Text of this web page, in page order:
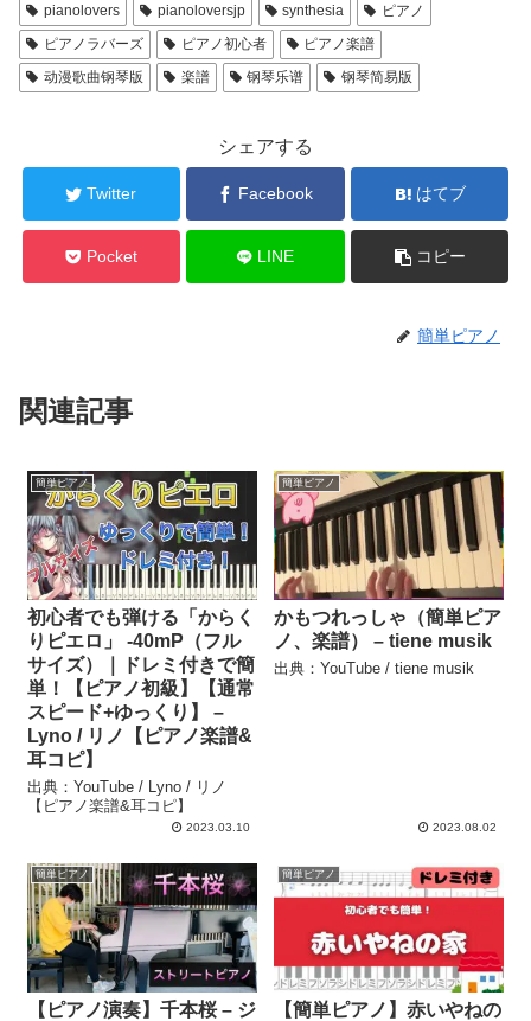
pianolovers
pianoloversjp synthesia
ピアノ
ピアノラバーズ
ピアノ初心者
ピアノ楽譜
动漫歌曲钢琴版
楽譜 钢琴乐谱 钢琴简易版
シェアする
Twitter Facebook はてブ
Pocket LINE コピー
簡単ピアノ
関連記事
簡単ピアノ
初心者でも弾ける「からく
りピエロ」 -40mP（フル
サイズ）｜ドレミ付きで簡
単！【ピアノ初級】【通常
スピード+ゆっくり】 –
Lyno / リノ【ピアノ楽譜&
耳コピ】
出典：YouTube / Lyno / リノ
【ピアノ楽譜&耳コピ】
2023.03.10
簡単ピアノ
かもつれっしゃ（簡単ピア
ノ、楽譜） – tiene musik
出典：YouTube / tiene musik
2023.08.02
簡単ピアノ
【ピアノ演奏】千本桜 – ジ
簡単ピアノ
【簡単ピアノ】赤いやねの